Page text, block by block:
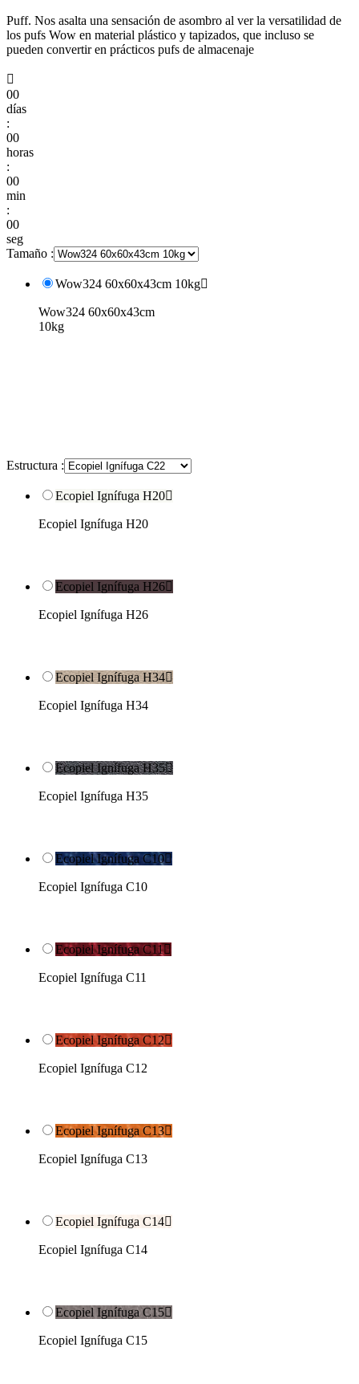
Puff. Nos asalta una sensación de asombro al ver la versatilidad de
los pufs Wow en material plástico y tapizados, que incluso se
pueden convertir en prácticos pufs de almacenaje

00
días
:
00
horas
:
00
min
:
00
seg
Tamaño :
Wow324 60x60x43cm 10kg
Wow324 60x60x43cm
10kg
Estructura :
Ecopiel Ignífuga H20
Ecopiel Ignífuga H20
Ecopiel Ignífuga H26
Ecopiel Ignífuga H26
Ecopiel Ignífuga H34
Ecopiel Ignífuga H34
Ecopiel Ignífuga H35
Ecopiel Ignífuga H35
Ecopiel Ignífuga C10
Ecopiel Ignífuga C10
Ecopiel Ignífuga C11
Ecopiel Ignífuga C11
Ecopiel Ignífuga C12
Ecopiel Ignífuga C12
Ecopiel Ignífuga C13
Ecopiel Ignífuga C13
Ecopiel Ignífuga C14
Ecopiel Ignífuga C14
Ecopiel Ignífuga C15
Ecopiel Ignífuga C15